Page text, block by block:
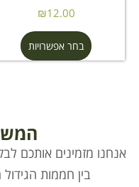
₪12.00
בחר אפשרויות
אנחנו מזמינים אותכם
בין חממות